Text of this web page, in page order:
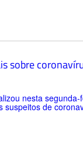
sobre
nesta
de